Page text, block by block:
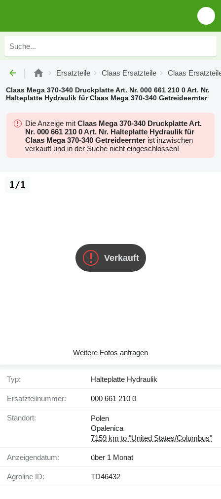
Ersatzteile Claas Ersatzteile Claas
Claas Mega 370-340 Druckplatte Art. Nr. 000 661 210 0 Art. Nr.
Halteplatte Hydraulik für Claas Mega 370-340 Getreideernter
Die Anzeige mit Claas Mega 370-340 Druckplatte Art.
Nr. 000 661 210 0 Art. Nr. Halteplatte Hydraulik für
Claas Mega 370-340 Getreideernter ist inzwischen
verkauft und in der Suche nicht eingeschlossen!
Verkauft
1/1
Weitere Fotos anfragen
Typ: Halteplatte Hydraulik
Ersatzteilnummer: 000 661 210 0
Standort:
Polen
Opalenica
7159 km to "United States/Columbus"
Anzeigendatum: über 1 Monat
Agroline ID: TD46432